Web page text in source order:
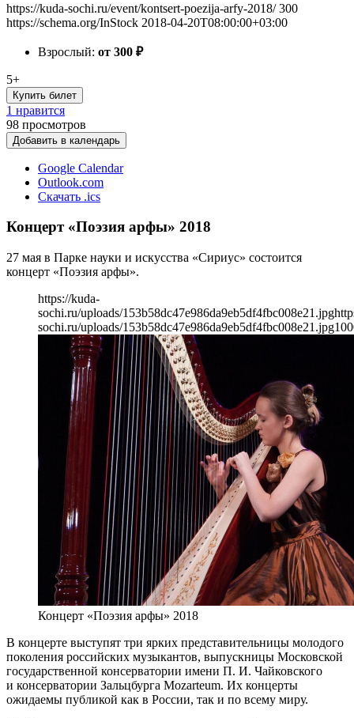
https://kuda-sochi.ru/event/kontsert-poezija-arfy-2018/ 300
https://schema.org/InStock 2018-04-20T08:00:00+03:00
Взрослый: от 300 ₽
5+
Купить билет
1 нравится
98 просмотров
Добавить в календарь
Google Calendar
Outlook.com
Скачать .ics
Концерт «Поэзия арфы» 2018
27 мая в Парке науки и искусства «Сириус» состоится
концерт «Поэзия арфы».
https://kuda-
sochi.ru/uploads/153b58dc47e986da9eb5df4fbc008e21.jpg
sochi.ru/uploads/153b58dc47e986da9eb5df4fbc008e21.jpg
Концерт «Поэзия арфы» 2018
В концерте выступят три ярких представительницы молодого
поколения российских музыкантов, выпускницы Московской
государственной консерватории имени П. И. Чайковского
и консерватории Зальцбурга Mozarteum. Их концерты
ожидаемы публикой как в России, так и по всему миру.